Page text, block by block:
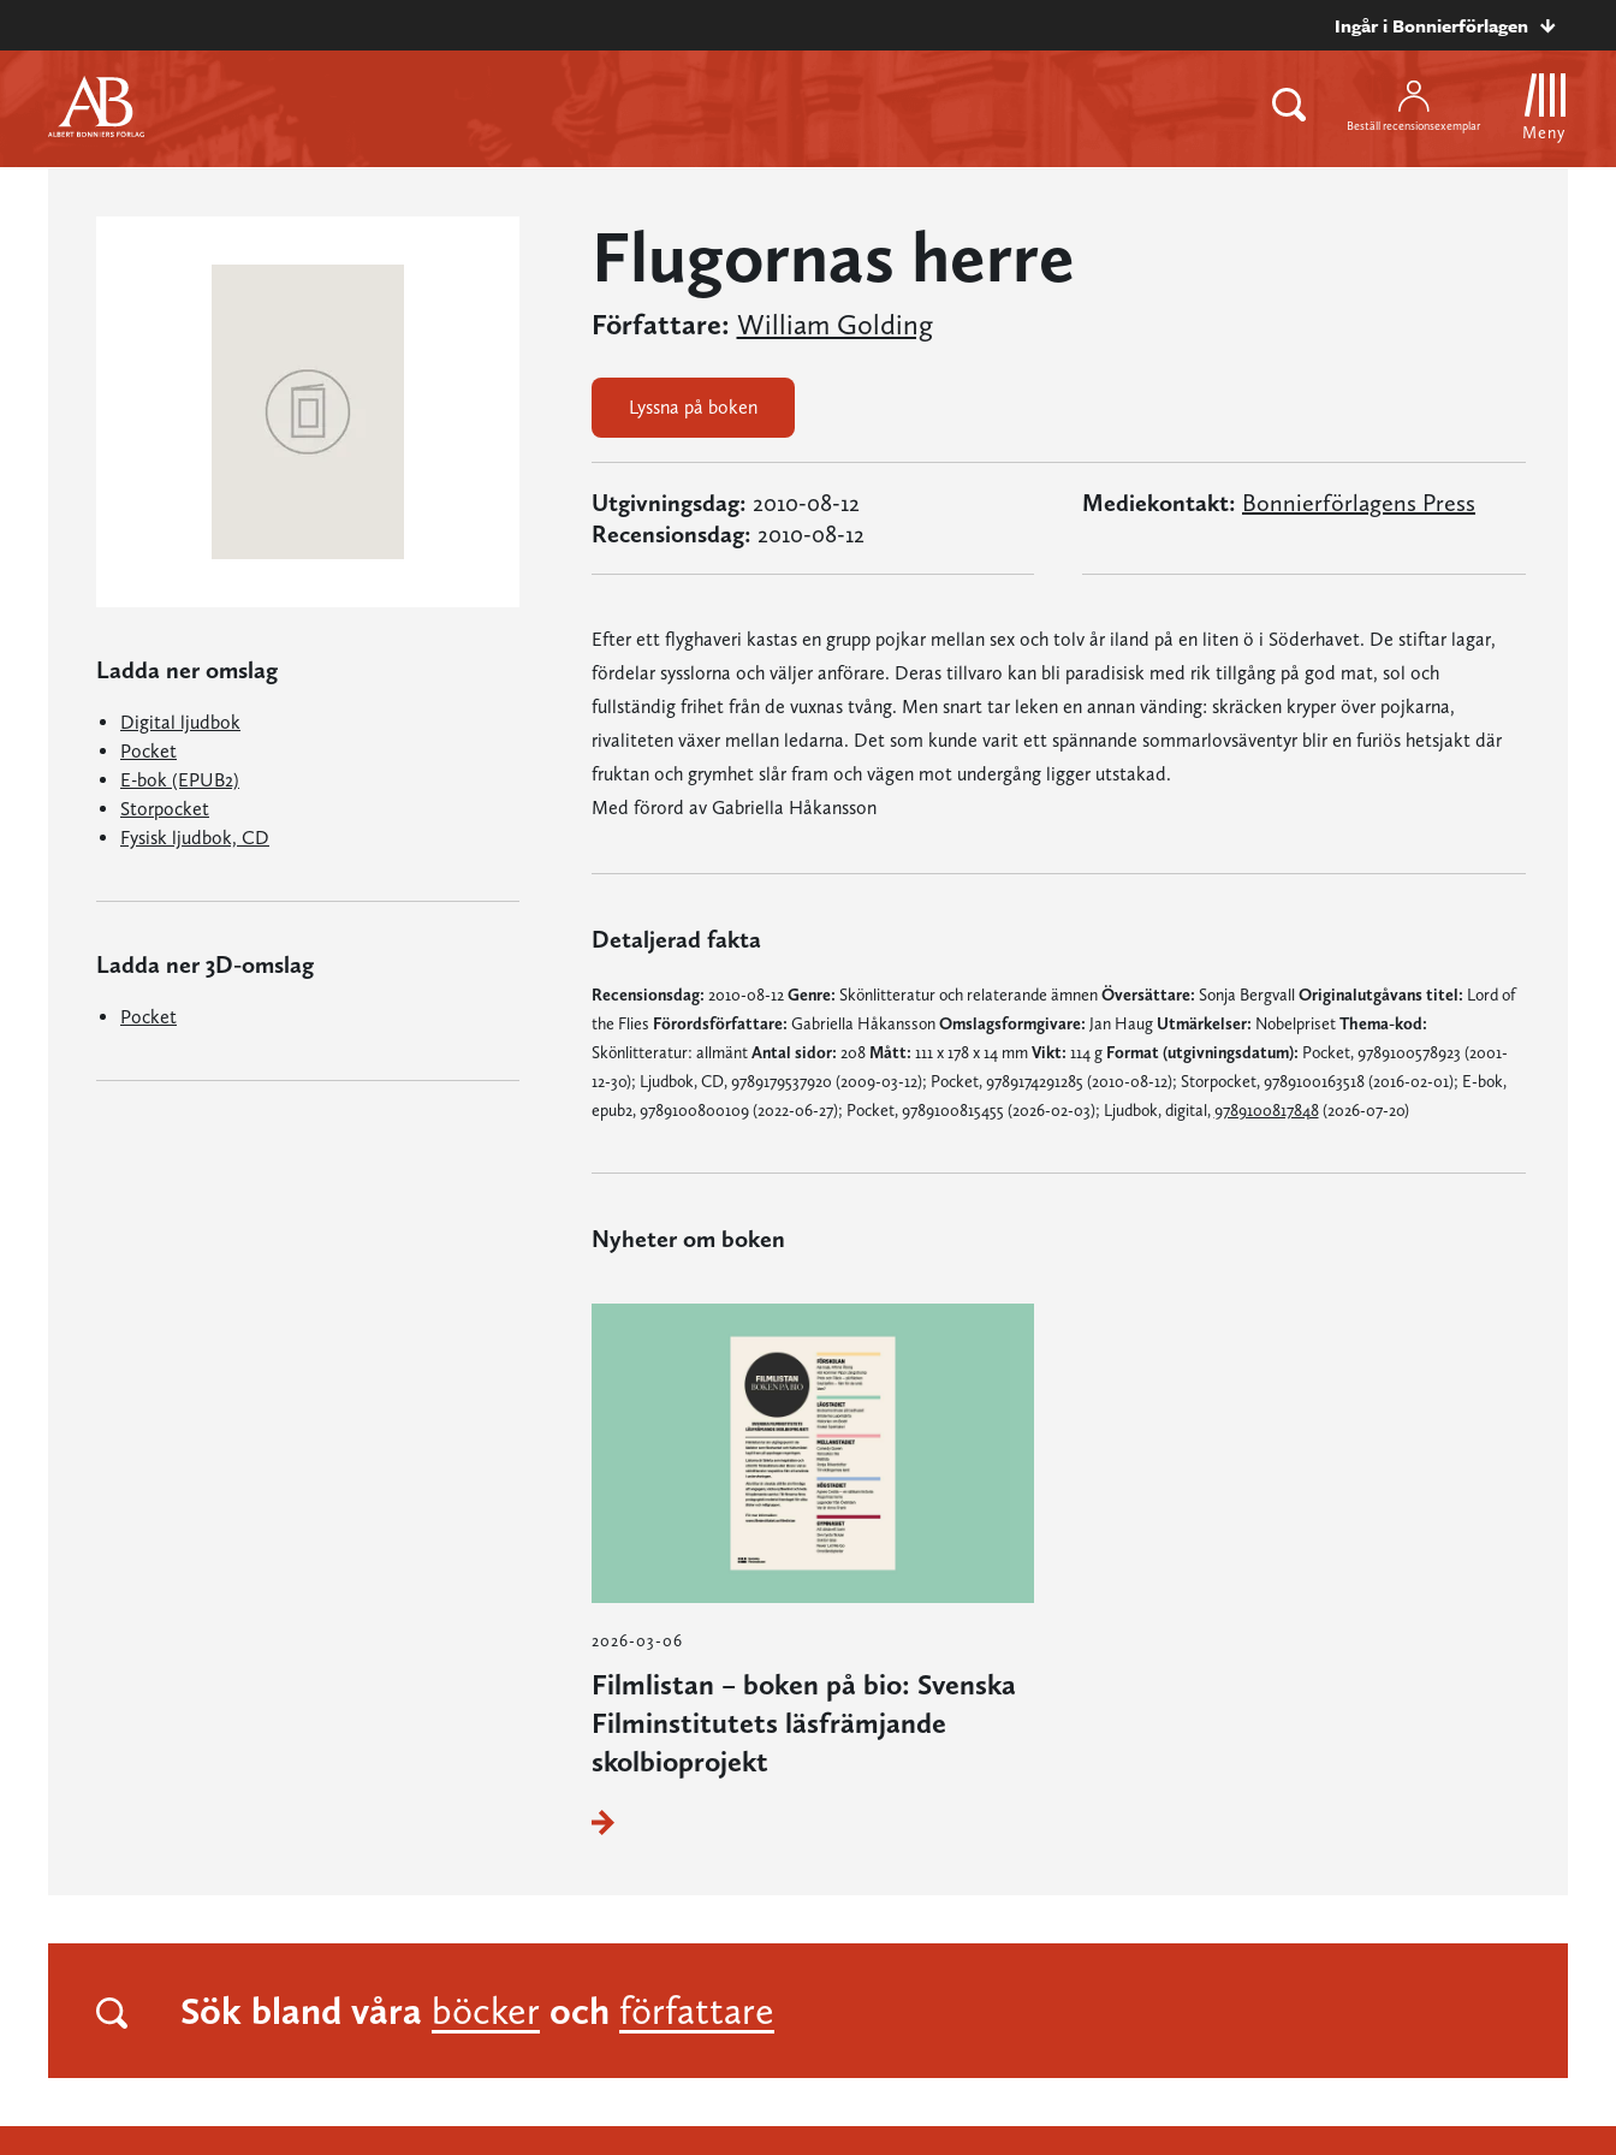
Ingår i Bonnierförlagen
Beställ recensionsexemplar Meny
Ladda ner omslag
Digital ljudbok
Pocket
E-bok (EPUB2)
Storpocket
Fysisk ljudbok, CD
Ladda ner 3D-omslag
Pocket
Flugornas herre
Författare: William Golding
Lyssna på boken
Utgivningsdag: 2010-08-12
Recensionsdag: 2010-08-12
Mediekontakt: Bonnierförlagens Press
Efter ett flyghaveri kastas en grupp pojkar mellan sex och tolv år iland på en liten ö i Söderhavet. De stiftar lagar,
fördelar sysslorna och väljer anförare. Deras tillvaro kan bli paradisisk med rik tillgång på god mat, sol och
fullständig frihet från de vuxnas tvång. Men snart tar leken en annan vänding: skräcken kryper över pojkarna,
rivaliteten växer mellan ledarna. Det som kunde varit ett spännande sommarlovsäventyr blir en furiös hetsjakt där
fruktan och grymhet slår fram och vägen mot undergång ligger utstakad.
Med förord av Gabriella Håkansson
Detaljerad fakta
Recensionsdag: 2010-08-12 Genre: Skönlitteratur och relaterande ämnenÖversättare: Sonja BergvallOriginalutgåvans titel: Lord of
the Flies Förordsförfattare: Gabriella HåkanssonOmslagsformgivare: Jan Haug Utmärkelser: NobelprisetThema-kod:
Skönlitteratur: allmäntAntal sidor: 208 Mått: 111 x 178 x 14 mmVikt: 114 g Format (utgivningsdatum): Pocket, 9789100578923 (2001-
12-30); Ljudbok, CD, 9789179537920 (2009-03-12); Pocket, 9789174291285 (2010-08-12); Storpocket, 9789100163518 (2016-02-01); E-bok,
epub2, 9789100800109 (2022-06-27); Pocket, 9789100815455 (2026-02-03); Ljudbok, digital,9789100817848(2026-07-20)
Nyheter om boken
2026-03-06
Filmlistan – boken på bio: Svenska
Filminstitutets läsfrämjande
skolbioprojekt
Sök bland våra böcker och författare